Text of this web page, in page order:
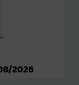
2026